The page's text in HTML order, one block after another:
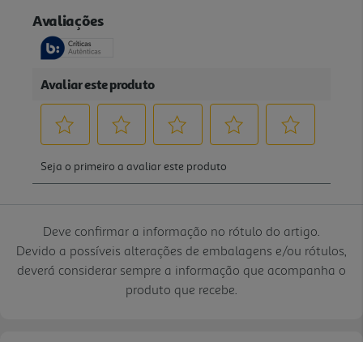
Deve confirmar a informação no rótulo do artigo.
Devido a possíveis alterações de embalagens e/ou rótulos,
deverá considerar sempre a informação que acompanha o
produto que recebe.